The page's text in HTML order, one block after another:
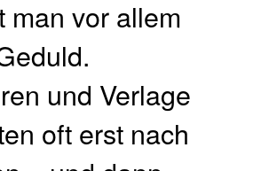
man vor allem
und Verlage
oft erst nach